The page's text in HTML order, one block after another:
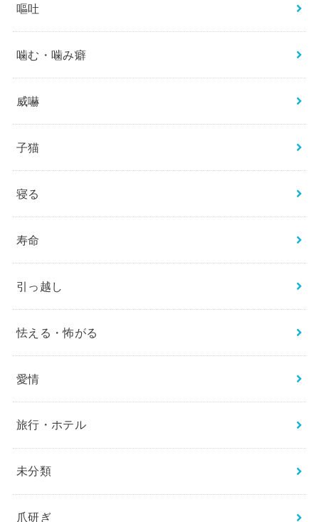
嘔吐
噛む・噛み癖
威嚇
子猫
寝る
寿命
引っ越し
怯える・怖がる
愛情
旅行・ホテル
未分類
爪研ぎ